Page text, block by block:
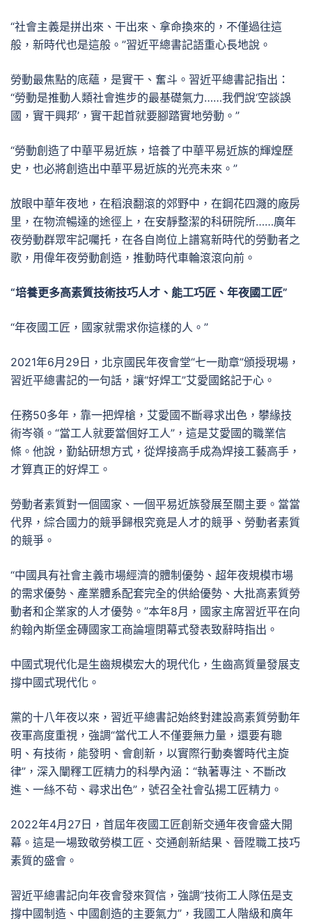
“社會主義是拼出來、干出來、拿命換來的，不僅過往這
般，新時代也是這般。”習近平總書記語重心長地說。
勞動最焦點的底蘊，是實干、奮斗。習近平總書記指出：
“勞動是推動人類社會進步的最基礎氣力……我們說‘空談誤
國，實干興邦’，實干起首就要腳踏實地勞動。”
“勞動創造了中華平易近族，培養了中華平易近族的輝煌歷
史，也必將創造出中華平易近族的光亮未來。”
放眼中華年夜地，在稻浪翻滾的郊野中，在鋼花四濺的廠房
里，在物流暢達的途徑上，在安靜整潔的科研院所……廣年
夜勞動群眾牢記囑托，在各自崗位上譜寫新時代的勞動者之
歌，用偉年夜勞動創造，推動時代車輪滾滾向前。
“培養更多高素質技術技巧人才、能工巧匠、年夜國工匠”
“年夜國工匠，國家就需求你這樣的人。”
2021年6月29日，北京國民年夜會堂“七一勛章”頒授現場，
習近平總書記的一句話，讓“好焊工”艾愛國銘記于心。
任務50多年，靠一把焊槍，艾愛國不斷尋求出色，攀緣技
術岑嶺。“當工人就要當個好工人”，這是艾愛國的職業信
條。他說，勤鉆研想方式，從焊接高手成為焊接工藝高手，
才算真正的好焊工。
勞動者素質對一個國家、一個平易近族發展至關主要。當當
代界，綜合國力的競爭歸根究竟是人才的競爭、勞動者素質
的競爭。
“中國具有社會主義市場經濟的體制優勢、超年夜規模市場
的需求優勢、產業體系配套完全的供給優勢、大批高素質勞
動者和企業家的人才優勢。”本年8月，國家主席習近平在向
約翰內斯堡金磚國家工商論壇閉幕式發表致辭時指出。
中國式現代化是生齒規模宏大的現代化，生齒高質量發展支
撐中國式現代化。
黨的十八年夜以來，習近平總書記始終對建設高素質勞動年
夜軍高度重視，強調“當代工人不僅要無力量，還要有聰
明、有技術，能發明、會創新，以實際行動奏響時代主旋
律”，深入闡釋工匠精力的科學內涵：“執著專注、不斷改
進、一絲不茍、尋求出色”，號召全社會弘揚工匠精力。
2022年4月27日，首屆年夜國工匠創新交通年夜會盛大開
幕。這是一場致敬勞模工匠、交通創新結果、晉陞職工技巧
素質的盛會。
習近平總書記向年夜會發來賀信，強調“技術工人隊伍是支
撐中國制造、中國創造的主要氣力”，我國工人階級和廣年